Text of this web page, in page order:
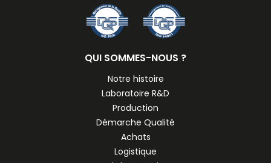
QUI SOMMES-NOUS ?
Notre histoire
Laboratoire R&D
Production
Démarche Qualité
Achats
Logistique